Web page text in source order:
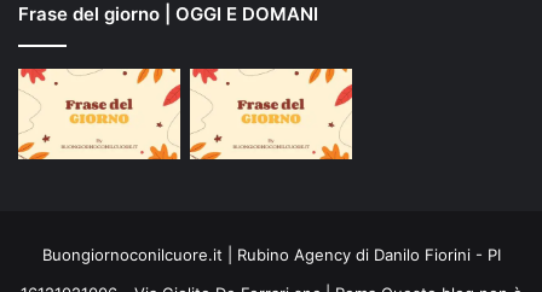
Frase del giorno | OGGI E DOMANI
Buongiornoconilcuore.it | Rubino Agency di Danilo Fiorini - PI